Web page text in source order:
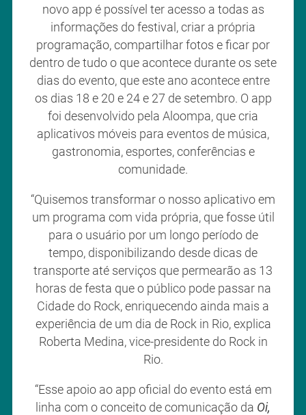
novo app é possível ter acesso a todas as
informações do festival, criar a própria
programação, compartilhar fotos e ficar por
dentro de tudo o que acontece durante os sete
dias do evento, que este ano acontece entre
os dias 18 e 20 e 24 e 27 de setembro. O app
foi desenvolvido pela Aloompa, que cria
aplicativos móveis para eventos de música,
gastronomia, esportes, conferências e
comunidade.
“Quisemos transformar o nosso aplicativo em
um programa com vida própria, que fosse útil
para o usuário por um longo período de
tempo, disponibilizando desde dicas de
transporte até serviços que permearão as 13
horas de festa que o público pode passar na
Cidade do Rock, enriquecendo ainda mais a
experiência de um dia de Rock in Rio, explica
Roberta Medina, vice-presidente do Rock in
Rio.
“Esse apoio ao app oficial do evento está em
linha com o conceito de comunicação da Oi,